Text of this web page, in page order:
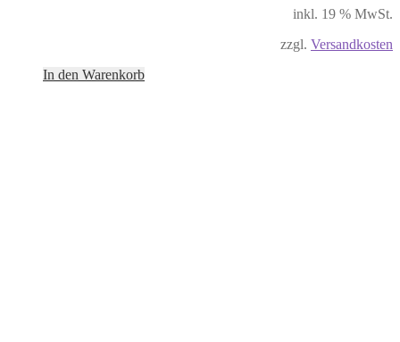
inkl. 19 % MwSt.
zzgl. Versandkosten
In den Warenkorb